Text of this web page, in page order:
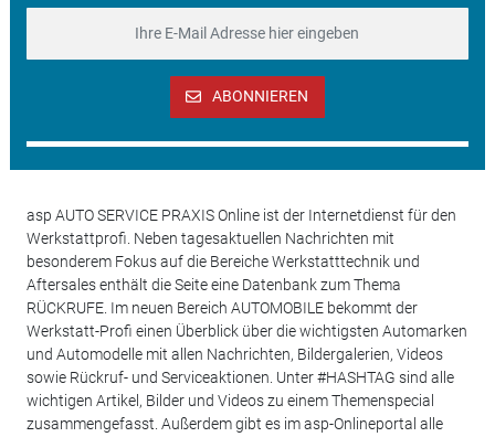
ABONNIEREN
asp AUTO SERVICE PRAXIS Online ist der Internetdienst für den
Werkstattprofi. Neben tagesaktuellen Nachrichten mit
besonderem Fokus auf die Bereiche Werkstatttechnik und
Aftersales enthält die Seite eine Datenbank zum Thema
RÜCKRUFE. Im neuen Bereich AUTOMOBILE bekommt der
Werkstatt-Profi einen Überblick über die wichtigsten Automarken
und Automodelle mit allen Nachrichten, Bildergalerien, Videos
sowie Rückruf- und Serviceaktionen. Unter #HASHTAG sind alle
wichtigen Artikel, Bilder und Videos zu einem Themenspecial
zusammengefasst. Außerdem gibt es im asp-Onlineportal alle